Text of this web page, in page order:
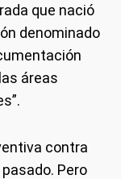
que nació
denominado
áreas
contra
pasado. Pero